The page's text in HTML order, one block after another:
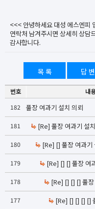
<<< 안녕하세요 대성 에스엔피
연락처 남겨주시면 상세히 상담
감사합니다.
목 록 답 변
번호 내
182
풀장 여과기 설치 의뢰
181 [Re] 풀장 여과기 설
180 [Re] [] 풀장 여과기
179 [Re] [] [] 풀장 여
178 [Re] [] [] [] 풀장
177 [Re] [] [] [] []